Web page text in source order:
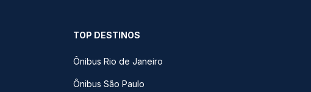
TOP DESTINOS
Ônibus Rio de Janeiro
Ônibus São Paulo